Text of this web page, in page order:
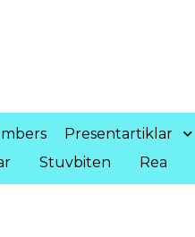
Presentartiklar
Stuvbiten Rea